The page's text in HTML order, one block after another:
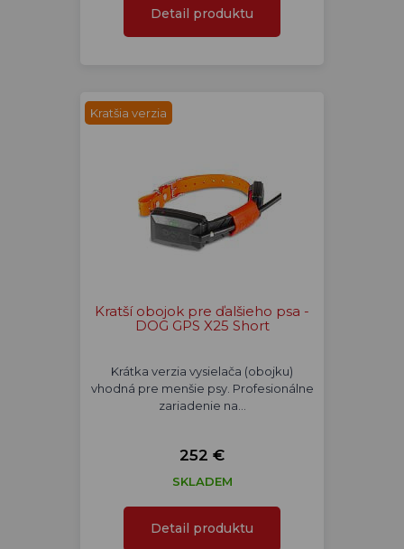
Detail produktu
Kratšia verzia
Kratší obojok pre ďalšieho psa -
DOG GPS X25 Short
Krátka verzia vysielača (obojku)
vhodná pre menšie psy. Profesionálne
zariadenie na…
252 €
SKLADEM
Detail produktu